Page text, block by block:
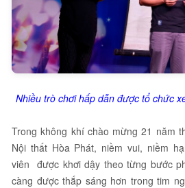
Nhiều trò chơi hấp dẫn được tổ chức
Trong không khí chào mừng 21 năm
Nội thất Hòa Phát, niềm vui, niềm
viên được khơi dậy theo từng bước
càng được thắp sáng hơn trong tim